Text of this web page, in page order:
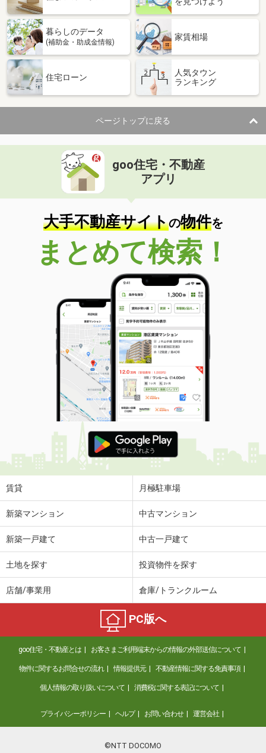
暮らしのデータ
(補助金・助成金情報)
家賃相場
住宅ローン
人気タウン
ランキング
ページトップに戻る
goo住宅・不動産
アプリ
大手不動産サイトの物件を
まとめて検索！
賃貸 月極駐車場
新築マンション 中古マンション
新築一戸建て 中古一戸建て
土地を探す 投資物件を探す
店舗/事業用 倉庫/トランクルーム
PC版へ
goo住宅・不動産とは お客さまご利用端末からの情報の外部送信について
物件に関するお問合せの流れ 情報提供元 不動産情報に関する免責事項
個人情報の取り扱いについて 消費税に関する表記について
プライバシーポリシー ヘルプ お問い合わせ 運営会社
©NTT DOCOMO